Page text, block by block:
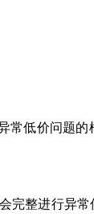
常低价问题
完整进行异